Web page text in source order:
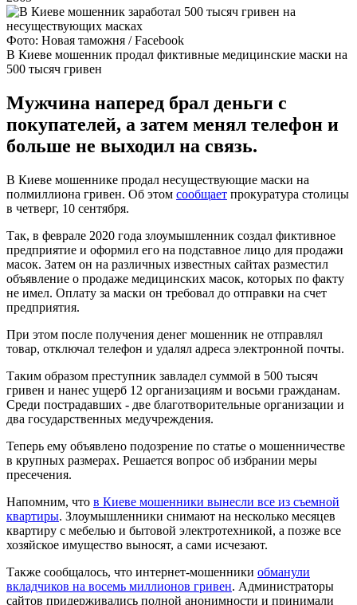
Фото: Новая таможня / Facebook
В Киеве мошенник продал фиктивные медицинские маски на
500 тысяч гривен
Мужчина наперед брал деньги с
покупателей, а затем менял телефон и
больше не выходил на связь.
В Киеве мошеннике продал несуществующие маски на
полмиллиона гривен. Об этом сообщает прокуратура столицы
в четверг, 10 сентября.
Так, в феврале 2020 года злоумышленник создал фиктивное
предприятие и оформил его на подставное лицо для продажи
масок. Затем он на различных известных сайтах разместил
объявление о продаже медицинских масок, которых по факту
не имел. Оплату за маски он требовал до отправки на счет
предприятия.
При этом после получения денег мошенник не отправлял
товар, отключал телефон и удалял адреса электронной почты.
Таким образом преступник завладел суммой в 500 тысяч
гривен и нанес ущерб 12 организациям и восьми гражданам.
Среди пострадавших - две благотворительные организации и
два государственных медучреждения.
Теперь ему объявлено подозрение по статье о мошенничестве
в крупных размерах. Решается вопрос об избрании меры
пресечения.
Напомним, что в Киеве мошенники вынесли все из съемной
квартиры. Злоумышленники снимают на несколько месяцев
квартиру с мебелью и бытовой электротехникой, а позже все
хозяйское имущество выносят, а сами исчезают.
Также сообщалось, что интернет-мошенники обманули
вкладчиков на восемь миллионов гривен. Администраторы
сайтов придерживались полной анонимности и принимали